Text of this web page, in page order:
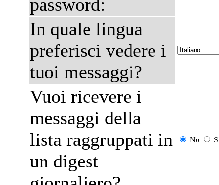
password:
In quale lingua
preferisci vedere i
tuoi messaggi?
Vuoi ricevere i
messaggi della
lista raggruppati in
un digest
No